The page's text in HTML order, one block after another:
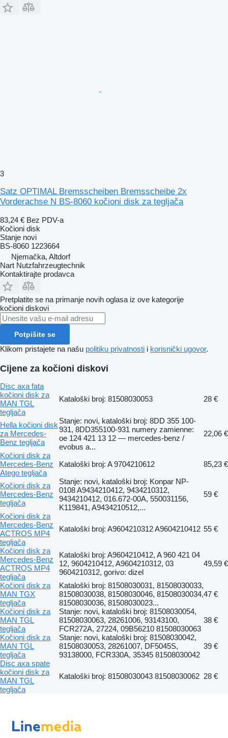
3
Satz OPTIMAL Bremsscheiben Bremsscheibe 2x
Vorderachse N BS-8060 kočioni disk za tegljača
83,24 € Bez PDV-a
Kočioni disk
Stanje novi
BS-8060 1223664
Njemačka, Altdorf
Nart Nutzfahrzeugtechnik
Kontaktirajte prodavca
Pretplatite se na primanje novih oglasa iz ove kategorije
kočioni diskovi
Potpišite se
Klikom pristajete na našu politiku privatnosti i korisnički ugovor.
Cijene za kočioni diskovi
Disc axa fata
kočioni disk za
MAN TGL
tegljača
Kataloški broj: 81508030053 28 €
Hella kočioni disk
za Mercedes-
Benz tegljača
Stanje: novi, kataloški broj: 8DD 355 100-
931, 8DD355100-931 numery zamienne:
oe 124 421 13 12 — mercedes-benz /
evobus a...
22,06 €
Kočioni disk za
Mercedes-Benz
Atego tegljača
Kataloški broj: A 9704210612 85,23 €
Kočioni disk za
Mercedes-Benz
tegljača
Stanje: novi, kataloški broj: Konpar NP-
0108 A9434210412, 9434210312,
9434210412, 016.672-00A, 550031156,
K119841, A9434210512,...
59 €
Kočioni disk za
Mercedes-Benz
ACTROS MP4
tegljača
Kataloški broj: A9604210312 A9604210412 55 €
Kočioni disk za
Mercedes-Benz
ACTROS MP4
tegljača
Kataloški broj: A9604210412, A 960 421 04
12, 9604210412, A9604210312, 03
9604210312, gorivo: dizel
49,59 €
Kočioni disk za
MAN TGX
tegljača
Kataloški broj: 81508030031, 81508030033,
81508030038, 81508030046, 81508030034,
81508030036, 81508030023...
47 €
Kočioni disk za
MAN TGL
tegljača
Stanje: novi, kataloški broj: 81508030054,
81508030063, 28261006, 93143100,
FCR272A, 27224, 09B56210 81508030063
38 €
Kočioni disk za
MAN TGL
tegljača
Stanje: novi, kataloški broj: 81508030042,
81508030053, 28261007, DF5045S,
93138000, FCR330A, 35345 81508030042
39 €
Disc axa spate
kočioni disk za
MAN TGL
tegljača
Kataloški broj: 81508030043 81508030062 28 €